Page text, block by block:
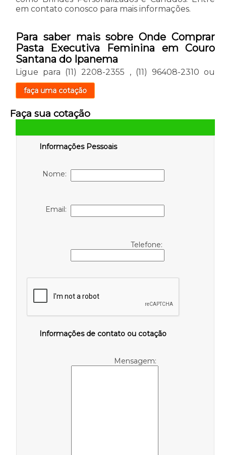
em contato conosco para mais informações.
Para saber mais sobre Onde Comprar
Pasta Executiva Feminina em Couro
Santana do Ipanema
Ligue para (11) 2208-2355 , (11) 96408-2310 ou
faça uma cotação
Faça sua cotação
Informações Pessoais
Nome:
Email:
Telefone:
Informações de contato ou cotação
Mensagem: